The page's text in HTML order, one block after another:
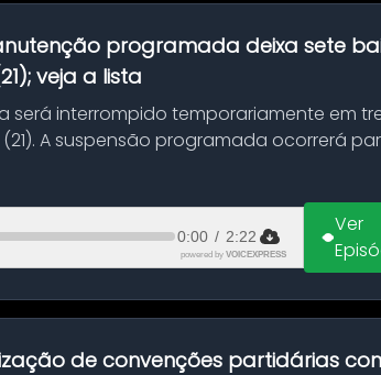
programada deixa sete
veja a lista
será interrompido temporariamente em
A suspensão programada ocorrerá
0:00 / 2:22
powered by VOICEXPRESS
Ver
de convenções partidárias